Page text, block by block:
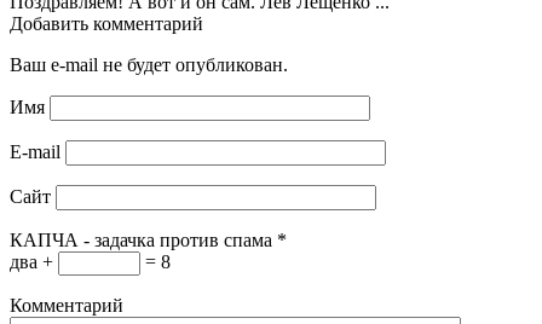
Добавить комментарий
Ваш e-mail не будет опубликован.
Имя
E-mail
Сайт
КАПЧА - задачка против спама *
два +
= 8
Комментарий